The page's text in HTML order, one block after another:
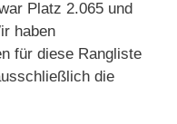
Platz 2.065 und
haben
für diese Rangliste
die